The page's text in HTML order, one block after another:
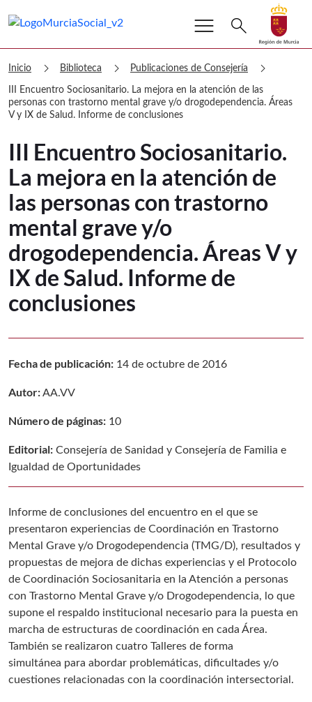
Murcia Social III Encuentro
Volver a
Ir a
menu Buscar
search
Inicio chevron_right Biblioteca chevron_right Publicaciones de Consejería chevron_right
III Encuentro Sociosanitario. La mejora en la atención de las
personas con trastorno mental grave y/o drogodependencia. Áreas
V y IX de Salud. Informe de conclusiones
III Encuentro Sociosanitario.
La mejora en la atención de
las personas con trastorno
mental grave y/o
drogodependencia. Áreas V y
IX de Salud. Informe de
conclusiones
Fecha de publicación: 14 de octubre de 2016
Autor:AA.VV
Número de páginas: 10
Editorial: Consejería de Sanidad y Consejería de Familia e
Igualdad de Oportunidades
Informe de conclusiones del encuentro en el que se
presentaron experiencias de Coordinación en Trastorno
Mental Grave y/o Drogodependencia (TMG/D), resultados y
propuestas de mejora de dichas experiencias y el Protocolo
de Coordinación Sociosanitaria en la Atención a personas
con Trastorno Mental Grave y/o Drogodependencia, lo que
supone el respaldo institucional necesario para la puesta en
marcha de estructuras de coordinación en cada Área.
También se realizaron cuatro Talleres de forma
simultánea para abordar problemáticas, dificultades y/o
cuestiones relacionadas con la coordinación intersectorial.